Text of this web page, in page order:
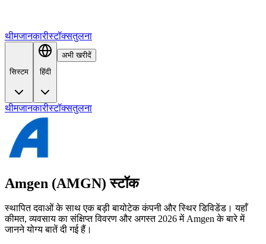
थीमजानकारीस्टॉक्सतुलना
सिस्टम हिंदी
अभी खरीदें
थीमजानकारीस्टॉक्सतुलना
Amgen (AMGN) स्टॉक
स्थापित दवाओं के साथ एक बड़ी बायोटेक कंपनी और स्थिर डिविडेंड। यहाँ
कीमत, व्यवसाय का संक्षिप्त विवरण और अगस्त 2026 में Amgen के बारे में
जानने योग्य बातें दी गई हैं।